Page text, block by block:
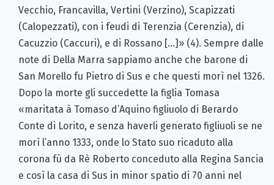
Vecchio, Francavilla, Vertini (Verzino), Scapizzati
(Calopezzati), con i feudi di Terenzia (Cerenzia), di
Cacuzzio (Caccuri), e di Rossano […]» (4). Sempre dalle
note di Della Marra sappiamo anche che barone di
San Morello fu Pietro di Sus e che questi morì nel 1326.
Dopo la morte gli succedette la figlia Tomasa
«maritata à Tomaso d’Aquino figliuolo di Berardo
Conte di Lorito, e senza haverli generato figliuoli se ne
morì l’anno 1333, onde lo Stato suo ricaduto alla
corona fù da Rè Roberto conceduto alla Regina Sancia
e così la casa di Sus in minor spatio di 70 anni nel